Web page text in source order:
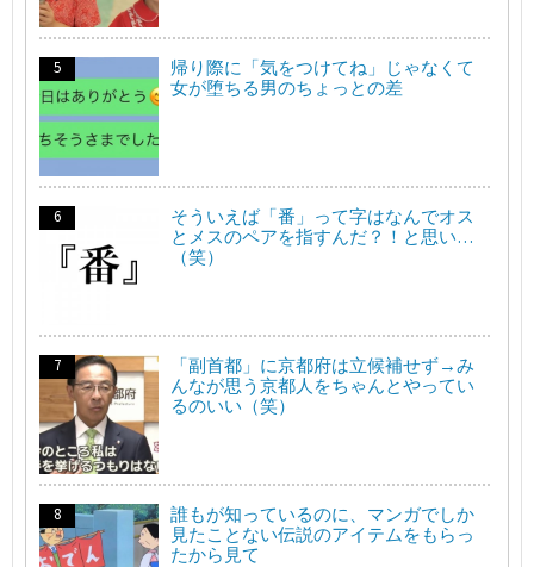
帰り際に「気をつけてね」じゃなくて
女が堕ちる男のちょっとの差
そういえば「番」って字はなんでオス
とメスのペアを指すんだ？！と思い…
（笑）
「副首都」に京都府は立候補せず→み
んなが思う京都人をちゃんとやってい
るのいい（笑）
誰もが知っているのに、マンガでしか
見たことない伝説のアイテムをもらっ
たから見て